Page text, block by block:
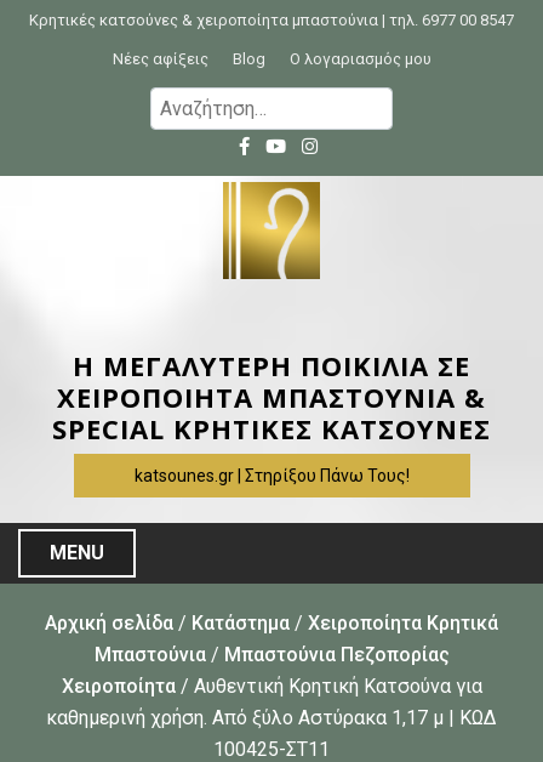
o
Κρητικές κατσούνες & χειροποίητα μπαστούνια | τηλ. 6977 00 8547
Νέες αφίξεις Blog Ο λογαριασμός μου
ν
η
γ
ι
:
Η ΜΕΓΑΛΥΤΕΡΗ ΠΟΙΚΙΛΙΑ ΣΕ
ΧΕΙΡΟΠΟΙΗΤΑ ΜΠΑΣΤΟΥΝΙΑ &
SPECIAL ΚΡΗΤΙΚΕΣ ΚΑΤΣΟΥΝΕΣ
katsounes.gr | Στηρίξου Πάνω Τους!
MENU
Αρχική σελίδα / Κατάστημα / Χειροποίητα Κρητικά
Μπαστούνια/ Μπαστούνια Πεζοπορίας
Χειροποίητα/ Αυθεντική Κρητική Κατσούνα για
καθημερινή χρήση. Από ξύλο Αστύρακα 1,17 μ | ΚΩΔ
100425-ΣΤ11